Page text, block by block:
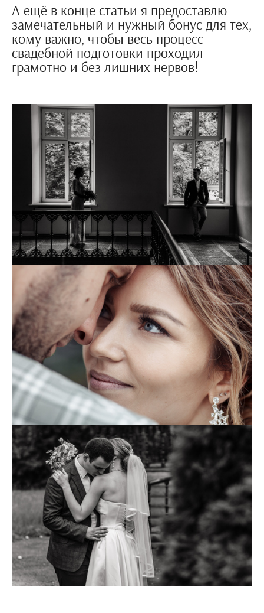
А ещё в конце статьи я предоставлю
замечательный и нужный бонус для тех,
кому важно, чтобы весь процесс
свадебной подготовки проходил
грамотно и без лишних нервов!